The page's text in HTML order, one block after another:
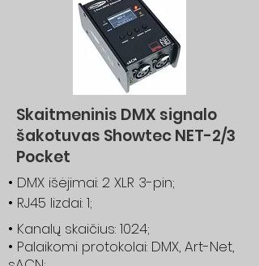
Skaitmeninis DMX signalo
šakotuvas Showtec NET-2/3
Pocket
• DMX išėjimai: 2 XLR 3-pin;
• RJ45 lizdai: 1;
• Kanalų skaičius: 1024;
• Palaikomi protokolai: DMX, Art-Net,